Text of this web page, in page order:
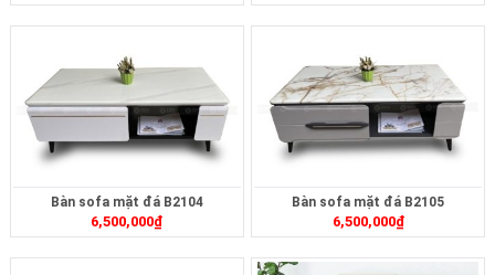
Bàn sofa mặt đá B2104
6,500,000₫
Bàn sofa mặt đá B2105
6,500,000₫